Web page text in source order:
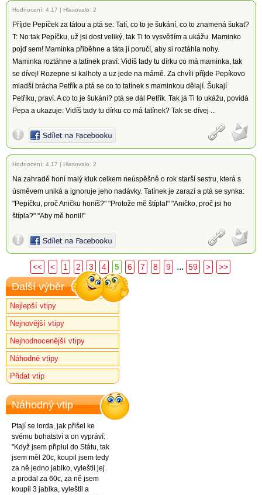
Hodnocení: 4.17 | Hlasovalo: 2
Příjde Pepíček za tátou a ptá se: Tatí, co to je šukání, co to znamená šukat?
T: No tak Pepíčku, už jsi dost veliký, tak Ti to vysvětlím a ukážu. Maminko
pojď sem! Maminka přiběhne a táta jí poručí, aby si roztáhla nohy.
Maminka roztáhne a tatínek praví: Vidíš tady tu dírku co má maminka, tak
se dívej! Rozepne si kalhoty a uz jede na mámě. Za chvíli příjde Pepíkovo
mladší brácha Petřík a ptá se co to tatínek s maminkou dělají. Šukají
Petříku, praví. A co to je šukání? ptá se dál Petřík. Tak já Ti to ukážu, povídá
Pepa a ukazuje: Vidíš tady tu dírku co má tatínek? Tak se dívej ...
Hodnocení: 4.17 | Hlasovalo: 2
Na zahradě honí malý kluk celkem neúspěšně o rok starší sestru, která s
úsměvem uniká a ignoruje jeho nadávky. Tatínek je zarazí a ptá se synka:
"Pepíčku, proč Aničku honíš?" "Protože mě štípla!" "Aničko, proč jsi ho
štípla?" "Aby mě honil!"
<< < 1 2 3 4 5 6 7 8 9 ... 59 > >>
Další výběr
Nejlepší vtipy
Nejnovější vtipy
Nejhodnocenější vtipy
Náhodné vtipy
Přidat vtip
Náhodný vtip
Ptají se lorda, jak přišel ke
svému bohatství a on vypráví:
"Když jsem připlul do Státu, tak
jsem měl 20c, koupil jsem tedy
za ně jedno jablko, vyleštil jej
a prodal za 60c, za ně jsem
koupil 3 jablka, vyleštil a